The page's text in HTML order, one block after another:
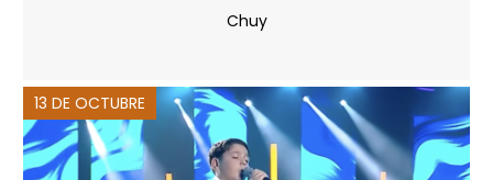
Chuy
13 DE OCTUBRE